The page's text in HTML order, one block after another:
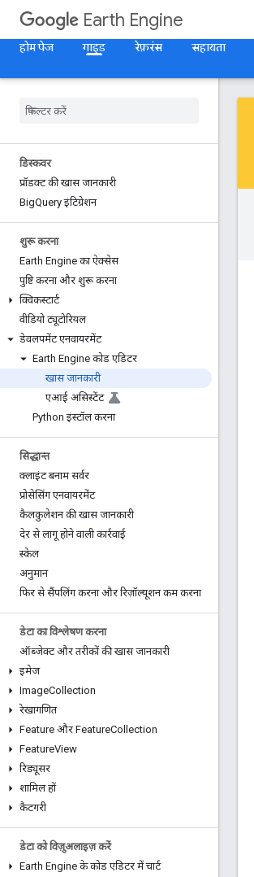
Earth Engine
होम पेज
गाइड रेफ़रंस सहायता
डिस्कवर
प्रॉडक्ट की खास जानकारी
BigQuery इंटिग्रेशन
शुरू करना
Earth Engine का ऐक्सेस
पुष्टि करना और शुरू करना
क्विकस्टार्ट
वीडियो ट्यूटोरियल
डेवलपमेंट एनवायरमेंट
Earth Engine कोड एडिटर
खास जानकारी
एआई असिस्टेंट
Python इंस्टॉल करना
सिद्धान्त
क्लाइंट बनाम सर्वर
प्रोसेसिंग एनवायरमेंट
कैलकुलेशन की खास जानकारी
देर से लागू होने वाली कार्रवाई
स्केल
अनुमान
फिर से सैंपलिंग करना और रिज़ॉल्यूशन कम करना
डेटा का विश्लेषण करना
ऑब्जेक्ट और तरीकों की खास जानकारी
इमेज
ImageCollection
रेखागणित
Feature और FeatureCollection
FeatureView
रिड्यूसर
शामिल हों
कैटगरी
डेटा को विज़ुअलाइज़ करें
Earth Engine के कोड एडिटर में चार्ट